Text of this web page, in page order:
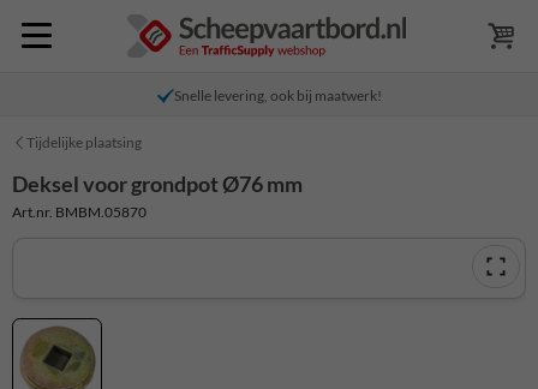
Snelle levering, ook bij maatwerk!
Tijdelijke plaatsing
Deksel voor grondpot Ø76 mm
Art.nr. BMBM.05870